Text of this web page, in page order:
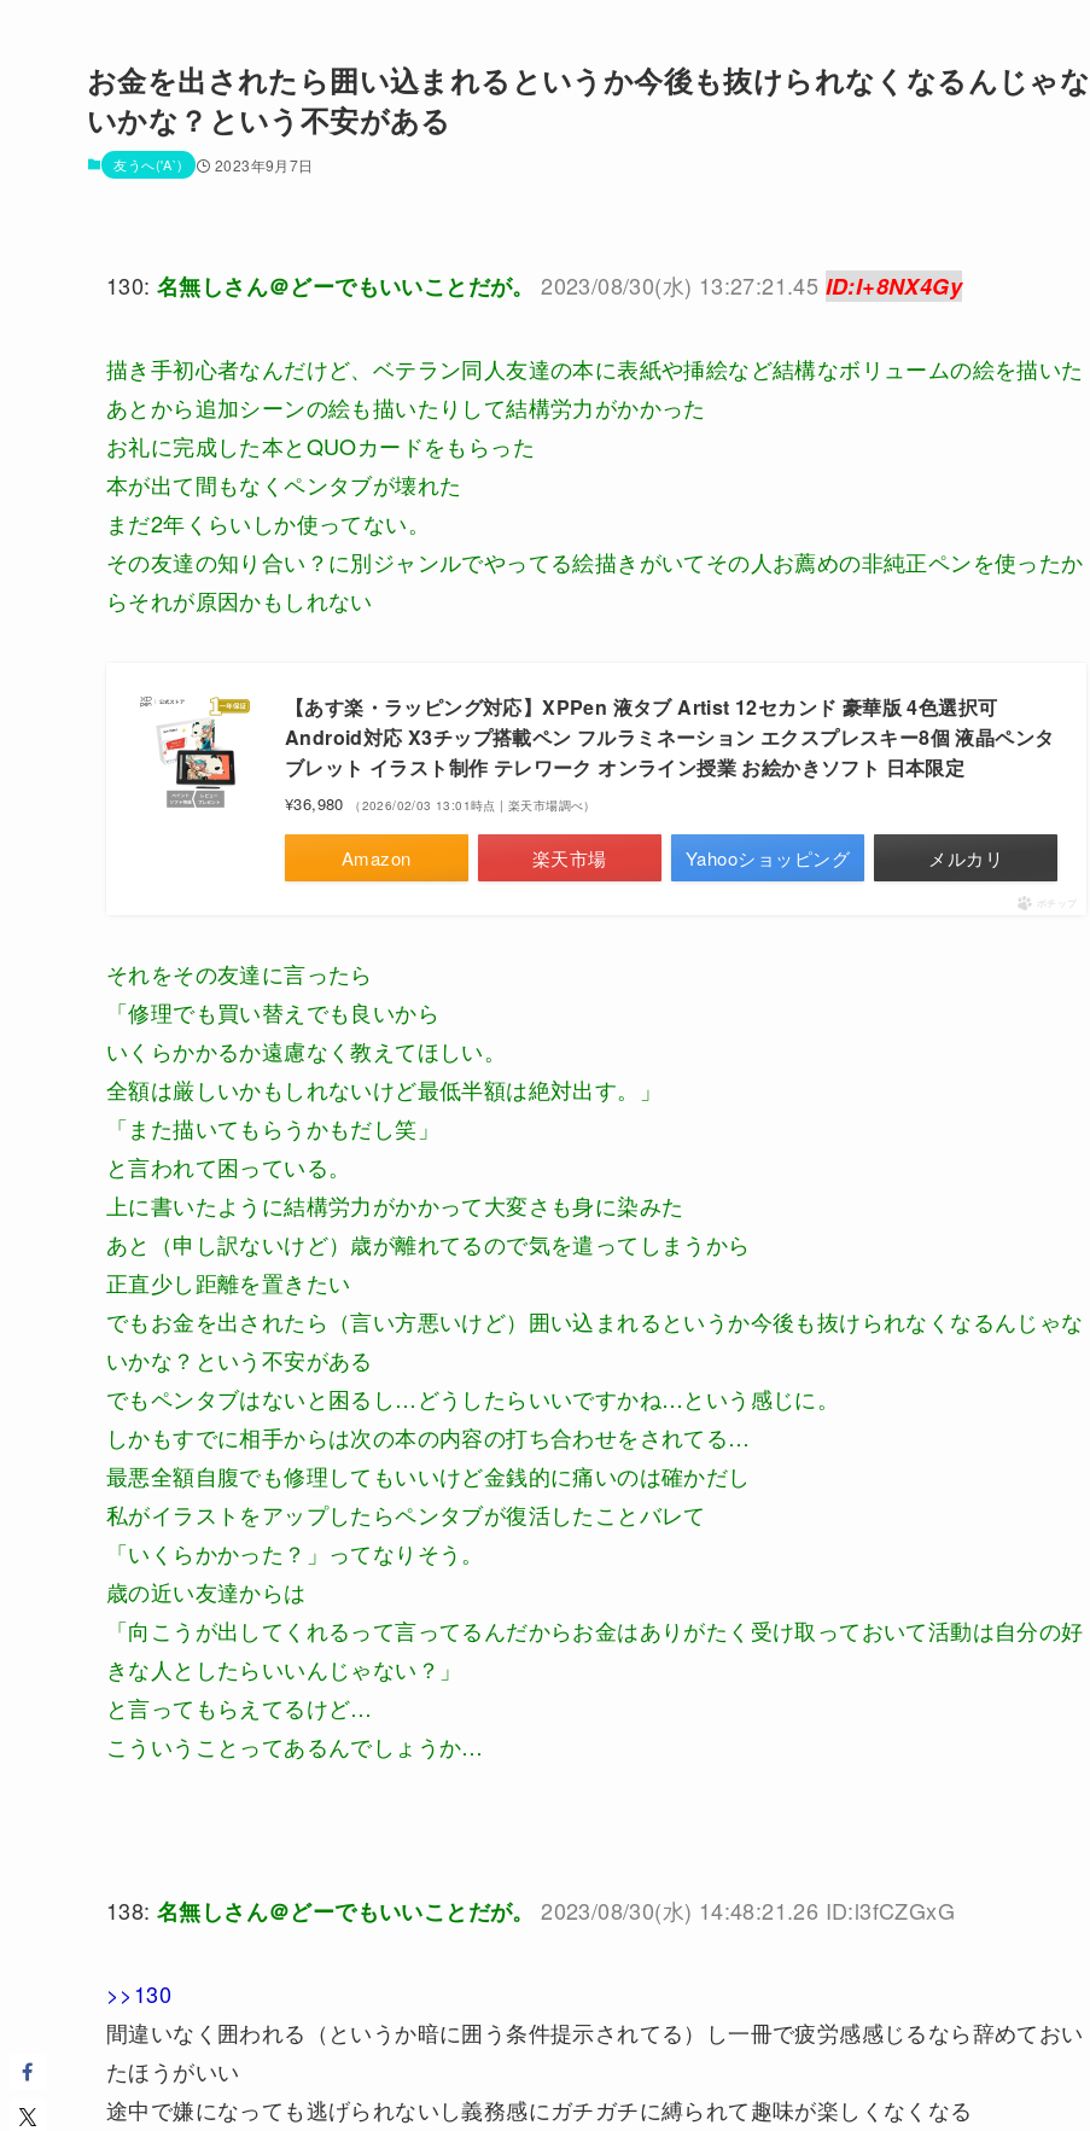
お金を出されたら囲い込まれるというか今後も抜けられなくなるんじゃな
いかな？という不安がある
友うへ('A`) 2023年9月7日
130: 名無しさん＠どーでもいいことだが。 2023/08/30(水) 13:27:21.45 ID:I+8NX4Gy
描き手初心者なんだけど、ベテラン同人友達の本に表紙や挿絵など結構なボリュームの絵を描いた
あとから追加シーンの絵も描いたりして結構労力がかかった
お礼に完成した本とQUOカードをもらった
本が出て間もなくペンタブが壊れた
まだ2年くらいしか使ってない。
その友達の知り合い？に別ジャンルでやってる絵描きがいてその人お薦めの非純正ペンを使ったか
らそれが原因かもしれない
【あす楽・ラッピング対応】XPPen 液タブ Artist 12セカンド 豪華版 4色選択可
Android対応 X3チップ搭載ペン フルラミネーション エクスプレスキー8個 液晶ペンタ
ブレット イラスト制作 テレワーク オンライン授業 お絵かきソフト 日本限定
¥36,980 （2026/02/03 13:01時点 | 楽天市場調べ）
Amazon 楽天市場 Yahooショッピング メルカリ
ポチップ
それをその友達に言ったら
「修理でも買い替えでも良いから
いくらかかるか遠慮なく教えてほしい。
全額は厳しいかもしれないけど最低半額は絶対出す。」
「また描いてもらうかもだし笑」
と言われて困っている。
上に書いたように結構労力がかかって大変さも身に染みた
あと（申し訳ないけど）歳が離れてるので気を遣ってしまうから
正直少し距離を置きたい
でもお金を出されたら（言い方悪いけど）囲い込まれるというか今後も抜けられなくなるんじゃな
いかな？という不安がある
でもペンタブはないと困るし…どうしたらいいですかね…という感じに。
しかもすでに相手からは次の本の内容の打ち合わせをされてる…
最悪全額自腹でも修理してもいいけど金銭的に痛いのは確かだし
私がイラストをアップしたらペンタブが復活したことバレて
「いくらかかった？」ってなりそう。
歳の近い友達からは
「向こうが出してくれるって言ってるんだからお金はありがたく受け取っておいて活動は自分の好
きな人としたらいいんじゃない？」
と言ってもらえてるけど…
こういうことってあるんでしょうか…
138: 名無しさん＠どーでもいいことだが。 2023/08/30(水) 14:48:21.26 ID:l3fCZGxG
>>130
間違いなく囲われる（というか暗に囲う条件提示されてる）し一冊で疲労感感じるなら辞めておい
たほうがいい
途中で嫌になっても逃げられないし義務感にガチガチに縛られて趣味が楽しくなくなる